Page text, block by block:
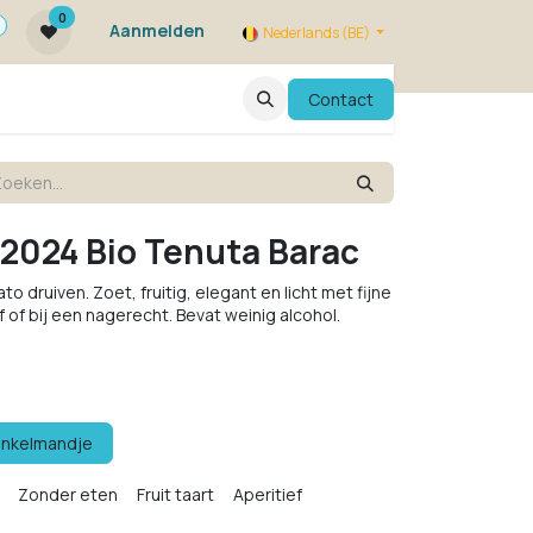
0
Aanmelden Nederlands (BE)
EvenementenContact
Bio Tenuta Barac
druiven. Zoet, fruitig, elegant en licht met fijne
bij een nagerecht. Bevat weinig alcohol.
Zonder eten Fruit taart Aperitief